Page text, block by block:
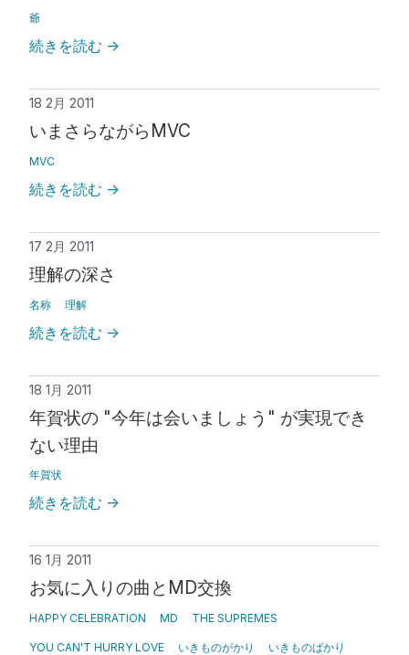
爺
続きを読む →
18 2月 2011
いまさらながらMVC
MVC
続きを読む →
17 2月 2011
理解の深さ
名称 理解
続きを読む →
18 1月 2011
年賀状の "今年は会いましょう" が実現でき
ない理由
年賀状
続きを読む →
16 1月 2011
お気に入りの曲とMD交換
HAPPY CELEBRATION MD THE SUPREMES
YOU CAN'T HURRY LOVE いきものがかり いきものばかり